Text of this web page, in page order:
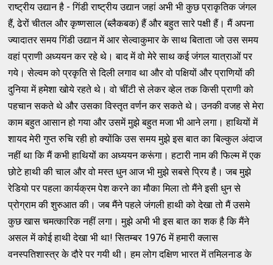
राष्ट्रीय उद्यान है - गिंडी राष्ट्रीय उद्यान जहां अभी भी कुछ प्राकृतिक जंगल
हैं, ढेरों चीतल और कृष्णसाल (ब्लैकबक) हैं और बहुत सारे पक्षी हैं। मैं अपना
ज्यादातर समय गिंडी उद्यान में आर सेल्वाकुमार के साथ बिताता जो उस समय
वहां प्राणी अध्ययन कर रहे थे। बाद में वो मेरे साथ कई जंगल यात्राओं पर
गये। सेल्वम को प्रकृति से दिली लगाव था और वो पक्षियों और प्राणियों की
दुनिया में हमेशा खोये रहते थे। वो चींटी से लेकर व्हेल तक किसी प्राणी को
पहचान सकते थे और उसका विस्तृत वर्णन कर सकते थे। उनकी वजह से मेरा
काम बहुत आसान हो गया और उसमें मुझे बहुत मजा भी आने लगा। हाथियों में
शायद मेरी गुप्त रुचि रही हो क्योंकि उस समय मुझे इस बात का बिल्कुल अंदाज
नहीं था कि मैं कभी हाथियों का अध्ययन करूंगा। हटारी नाम की फिल्म में एक
छोटे हाथी की चाल और वो मस्त धुन आज भी मुझे सबसे प्रिय है। जब मुझे
रेडियो पर पहला कार्यक्रम पेश करने का मौका मिला तो मैंने इसी धुन से
प्रोग्राम की शुरुआत की। जब मैंने पहले जंगली हाथी को देखा तो मैं उसमे
कुछ खास चमत्कारिक नहीं लगा। मुझे अभी भी इस बात का शक है कि मैंने
असल में कोई हाथी देखा भी था! सितम्बर 1976 में हमारी क्लास
वनस्पतिशास्त्र के दौरे पर गयी थी। हम लोग दक्षिण भारत में तमिलनाड के